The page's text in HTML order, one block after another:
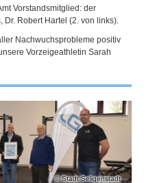
Vorstandsmitglied: der
Dr. Robert Hartel (2. von links).
Nachwuchsprobleme positiv
Vorzeigeathletin Sarah
Stadt Seligenstadt